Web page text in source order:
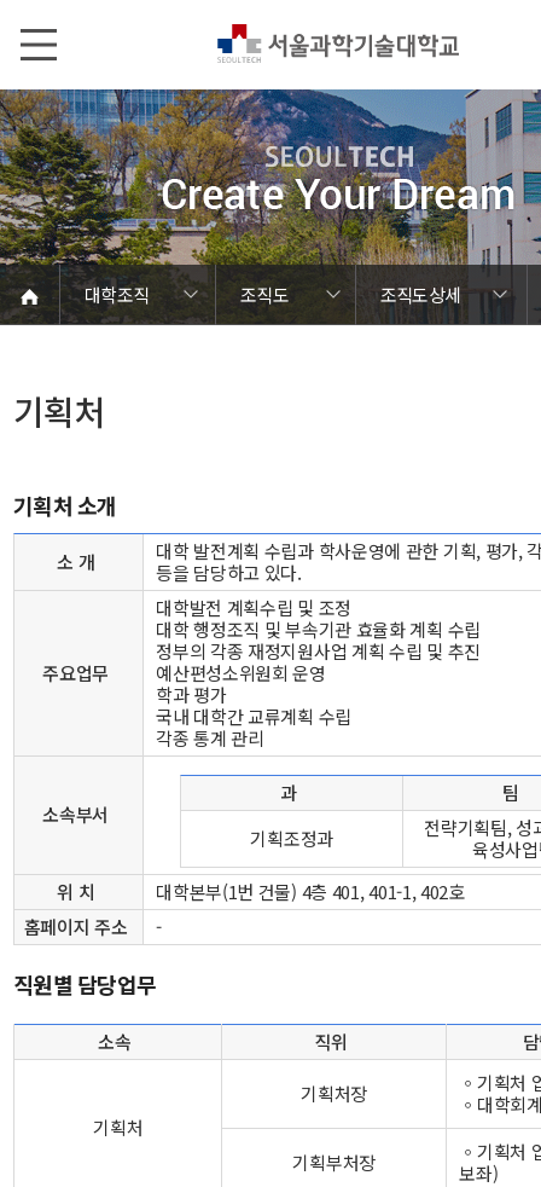
대학조직 조직도
조직도상세
서울과기대 소개
열린총장실
대학현황
대학조직
대학상징
홍보관
캠퍼스 안내
학칙 및 규정
조직도
전화번호검색
교무처
학생처
기획처
사무국
제1행정실
제2행정실
제3행정실
제4행정실
입학처
국제교류처
도서관
정보전산원
생활관
공동실험실습관
취업진로본부
기록관
신문방송사
평생교육원
(재)서울과학기술대학교발전기금
학생군사교육단
홍보실
대외협력처
재난안전관리본부
교육혁신원
창의융합대학
인권센터
창업지원단
연구처
인공지능혁신융합대학사업단
대학원혁신본부
학생상담센터
산학연협력선도대학육성사업단
산학협력단
RISE사업단
기획처
기획처 소개
소 개
대학 발전계획 수립과 학사운영에 관한 기획, 평가,
등을 담당하고 있다.
주요업무
대학발전 계획수립 및 조정
대학 행정조직 및 부속기관 효율화 계획 수립
정부의 각종 재정지원사업 계획 수립 및 추진
예산편성소위원회 운영
학과 평가
국내 대학간 교류계획 수립
각종 통계 관리
소속부서
과
팀
기획조정과
전략기획팀, 성
육성사
위 치
대학본부(1번 건물) 4층 401, 401-1, 402호
홈페이지 주소
-
직원별 담당업무
소속 직위
기획처
기획처장
◦기획처
◦대학회
기획부처장
◦기획처
보좌)